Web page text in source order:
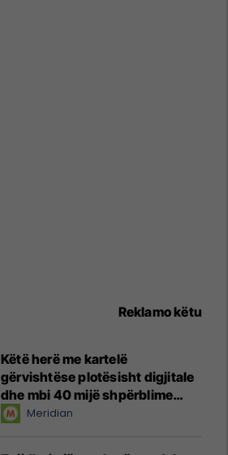
Reklamo këtu
Këtë herë me kartelë
gërvishtëse plotësisht digjitale
dhe mbi 40 mijë shpërblime
instant!Meridian